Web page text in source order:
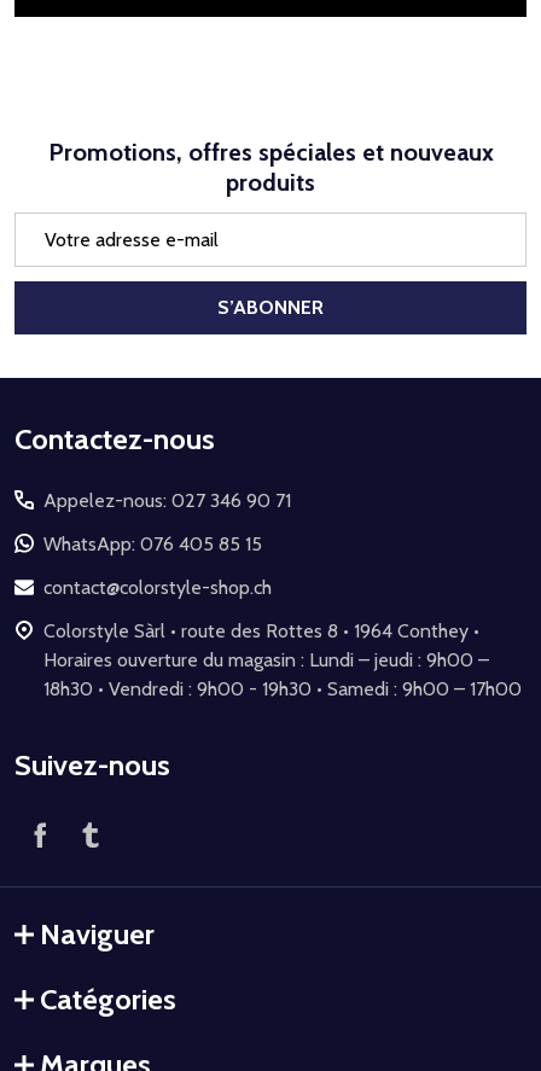
Promotions, offres spéciales et nouveaux
produits
mail
S’ABONNER
Début
pied
de
page
Contactez-nous
Appelez-nous: 027 346 90 71
WhatsApp: 076 405 85 15
contact@colorstyle-shop.ch
Colorstyle Sàrl • route des Rottes 8 • 1964 Conthey •
Horaires ouverture du magasin : Lundi – jeudi : 9h00 –
18h30 • Vendredi : 9h00 - 19h30 • Samedi : 9h00 – 17h00
Suivez-nous
Naviguer
Catégories